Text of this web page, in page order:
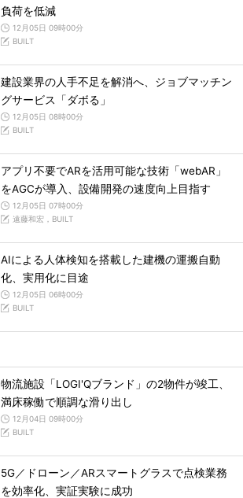
負荷を低減
12月05日 09時00分
BUILT
建設業界の人手不足を解消へ、ジョブマッチン
グサービス「ダボる」
12月05日 08時00分
BUILT
アプリ不要でARを活用可能な技術「webAR」
をAGCが導入、設備開発の速度向上目指す
12月05日 07時00分
遠藤和宏，BUILT
AIによる人体検知を搭載した建機の運搬自動
化、実用化に目途
12月05日 06時00分
BUILT
物流施設「LOGI'Qブランド」の2物件が竣工、
満床稼働で順調な滑り出し
12月04日 09時00分
BUILT
5G／ドローン／ARスマートグラスで点検業務
を効率化、実証実験に成功